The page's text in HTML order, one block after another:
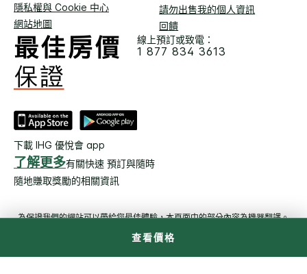
查看價格
隱私權與 Cookie 中心
請勿出售我的個人資訊
網站地圖
回饋
線上預訂或致電：
1 877 834 3613
下載 IHG 優悅會 app
了解更多有關快速 預訂與隨時
隨地賺取獎勵的相關資訊
為保證我們的網站可以帶給您最佳體驗，本頁面中的部分內容為機器翻譯。
© 2026 洲際飯店集團。保留所有權利。多數飯店為獨立產全及獨立